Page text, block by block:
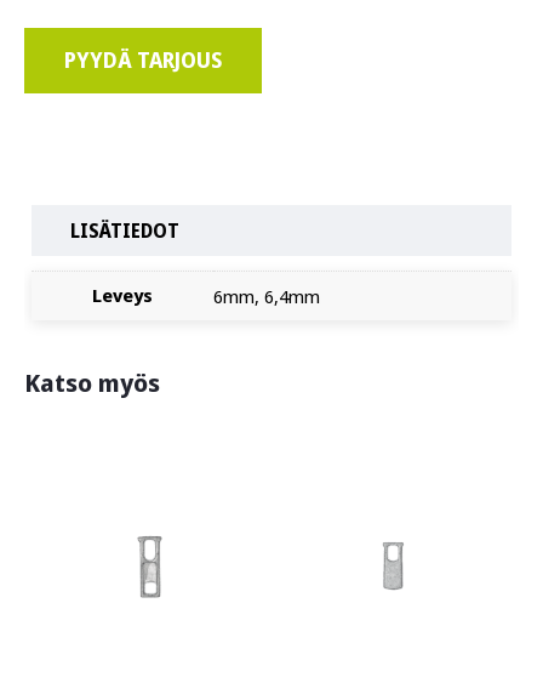
PYYDÄ TARJOUS
LISÄTIEDOT
Leveys 6mm, 6,4mm
Katso myös